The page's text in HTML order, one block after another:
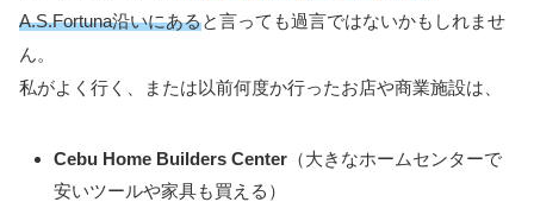
A.S.Fortuna沿いにあると言っても過言ではないかもしれませ
ん。
私がよく行く、または以前何度か行ったお店や商業施設は、
Cebu Home Builders Center （大きなホームセンターで
安いツールや家具も買える）